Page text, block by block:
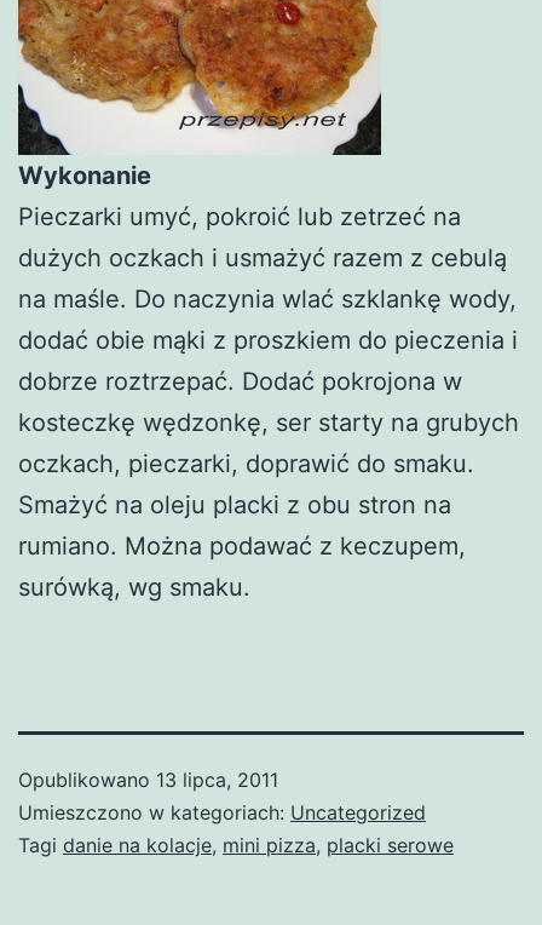
Wykonanie
Pieczarki umyć, pokroić lub zetrzeć na
dużych oczkach i usmażyć razem z cebulą
na maśle. Do naczynia wlać szklankę wody,
dodać obie mąki z proszkiem do pieczenia i
dobrze roztrzepać. Dodać pokrojona w
kosteczkę wędzonkę, ser starty na grubych
oczkach, pieczarki, doprawić do smaku.
Smażyć na oleju placki z obu stron na
rumiano. Można podawać z keczupem,
surówką, wg smaku.
Opublikowano 13 lipca, 2011
Umieszczono w kategoriach: Uncategorized
Tagi danie na kolacje, mini pizza, placki serowe